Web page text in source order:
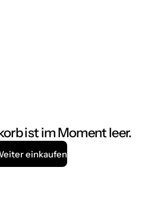
ist im Moment leer.
einkaufen